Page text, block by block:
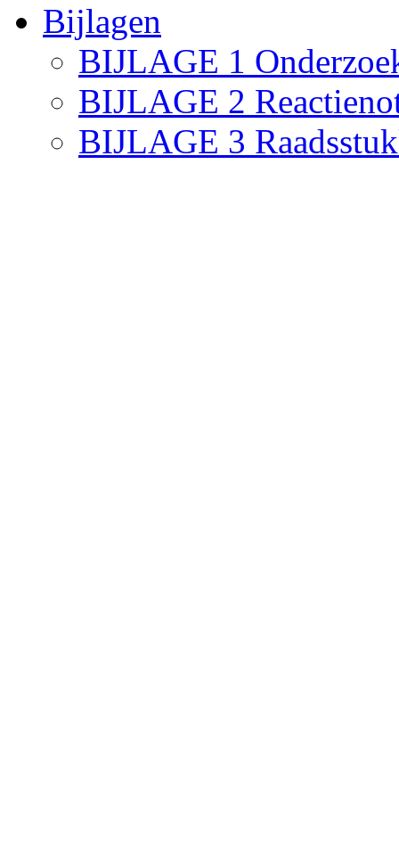
Bijlagen
BIJLAGE 1
BIJLAGE 2
BIJLAGE 3